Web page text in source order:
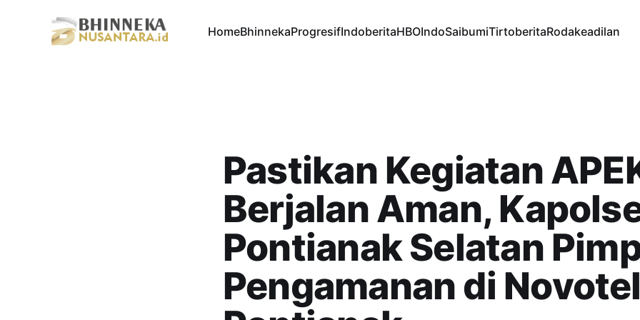
HomeBhinnekaProgresifIndoberitaHBOIndoSaibumiTirtoberitaRodakeadilan
Pastikan Kegiatan
Berjalan Aman,
Pontianak Selatan
Pengamanan di Novotel